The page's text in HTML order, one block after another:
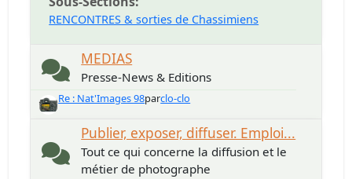
RENCONTRES & sorties de Chassimiens
MEDIAS
Presse-News & Editions
Re : Nat'Images 98parclo-clo
Publier, exposer, diffuser. Emploi...
Tout ce qui concerne la diffusion et le
métier de photographe